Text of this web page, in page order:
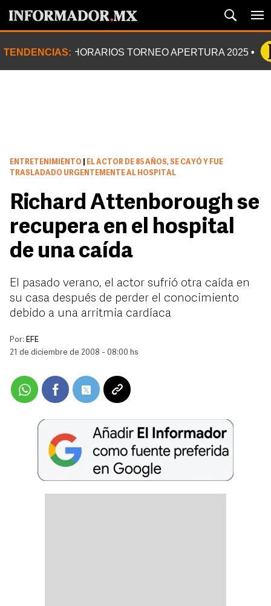
TENDENCIAS: HORARIOS TORNEO APERTURA 2025
ENTRETENIMIENTO
EL ACTOR DE 85 AÑOS, SE CAYÓ Y FUE
TRASLADADO URGENTEMENTE AL HOSPITAL
Richard Attenborough se
recupera en el hospital
de una caída
El pasado verano, el actor sufrió otra caída en
su casa después de perder el conocimiento
debido a una arritmia cardíaca
Por: EFE
21 de diciembre de 2008 - 08:00 hs